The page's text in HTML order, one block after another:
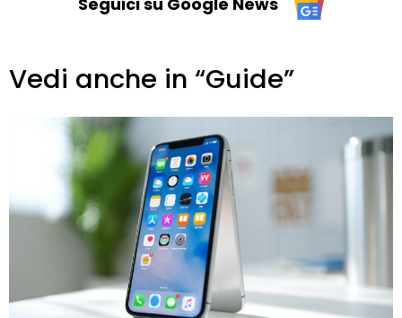
Vedi anche in “Guide”